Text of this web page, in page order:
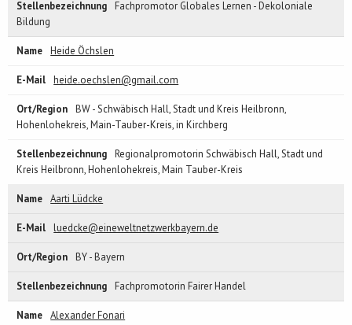
Fachpromotor Globales Lernen - Dekoloniale
Bildung
Heide Öchslen
heide.oechslen@gmail.com
BW - Schwäbisch Hall, Stadt und Kreis Heilbronn,
Hohenlohekreis, Main-Tauber-Kreis, in Kirchberg
Regionalpromotorin Schwäbisch Hall, Stadt und
Kreis Heilbronn, Hohenlohekreis, Main Tauber-Kreis
Aarti Lüdcke
luedcke@eineweltnetzwerkbayern.de
BY - Bayern
Fachpromotorin Fairer Handel
Alexander Fonari